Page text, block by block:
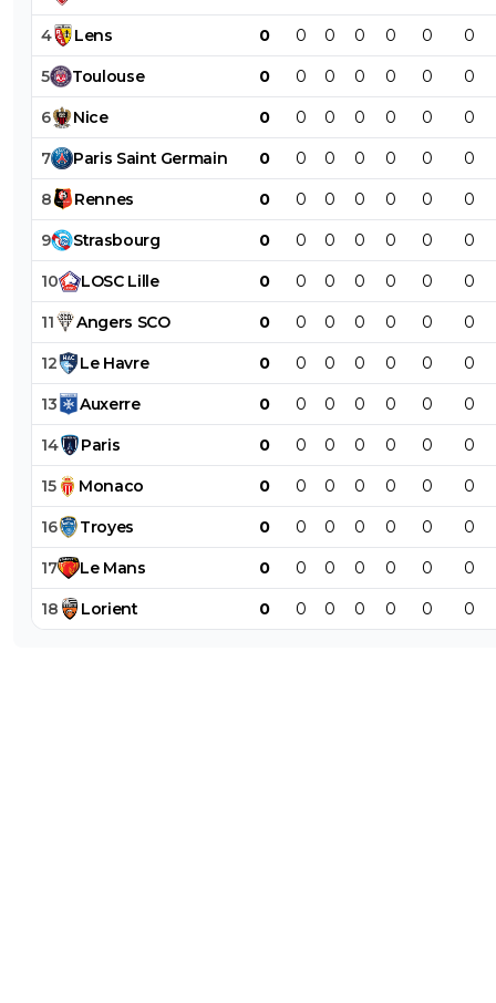
4 Lens 0 0 0 0 0 0 0
5 Toulouse 0 0 0 0 0 0 0
6 Nice 0 0 0 0 0 0 0
7 Paris Saint Germain 0 0 0 0 0 0 0
8 Rennes 0 0 0 0 0 0 0
9 Strasbourg 0 0 0 0 0 0 0
10 LOSC Lille 0 0 0 0 0 0 0
11 Angers SCO 0 0 0 0 0 0 0
12 Le Havre 0 0 0 0 0 0 0
13 Auxerre 0 0 0 0 0 0 0
14 Paris 0 0 0 0 0 0 0
15 Monaco 0 0 0 0 0 0 0
16 Troyes 0 0 0 0 0 0 0
17 Le Mans 0 0 0 0 0 0 0
18 Lorient 0 0 0 0 0 0 0